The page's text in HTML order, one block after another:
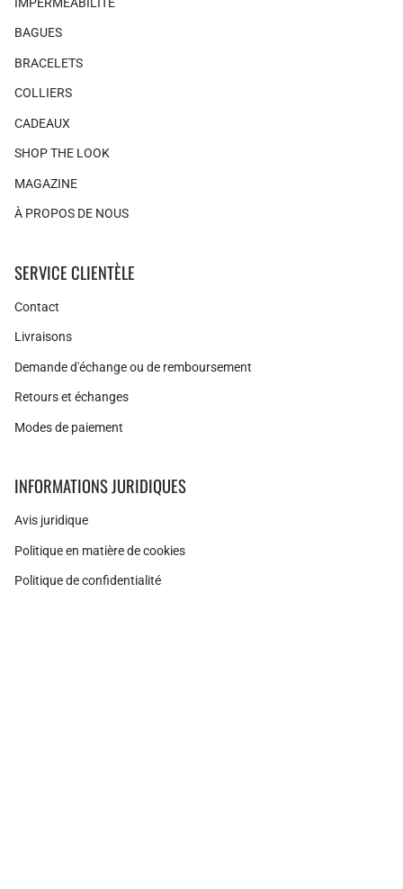
BAGUES
BRACELETS
COLLIERS
CADEAUX
SHOP THE LOOK
MAGAZINE
À PROPOS DE NOUS
SERVICE CLIENTÈLE
Contact
Livraisons
Demande d'échange ou de remboursement
Retours et échanges
Modes de paiement
INFORMATIONS JURIDIQUES
Avis juridique
Politique en matière de cookies
Politique de confidentialité